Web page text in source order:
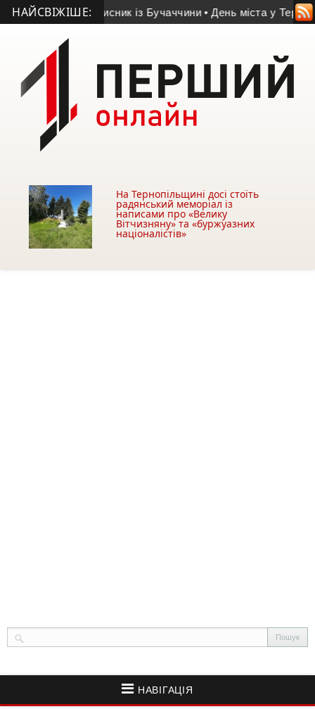
НАЙСВІЖІШЕ:
річний захисник із Бучаччини • День міста у Тернополі:
На Тернопільщині досі стоїть
радянський меморіал із
написами про «Велику
Вітчизняну» та «буржуазних
націоналістів»
НАВІГАЦІЯ